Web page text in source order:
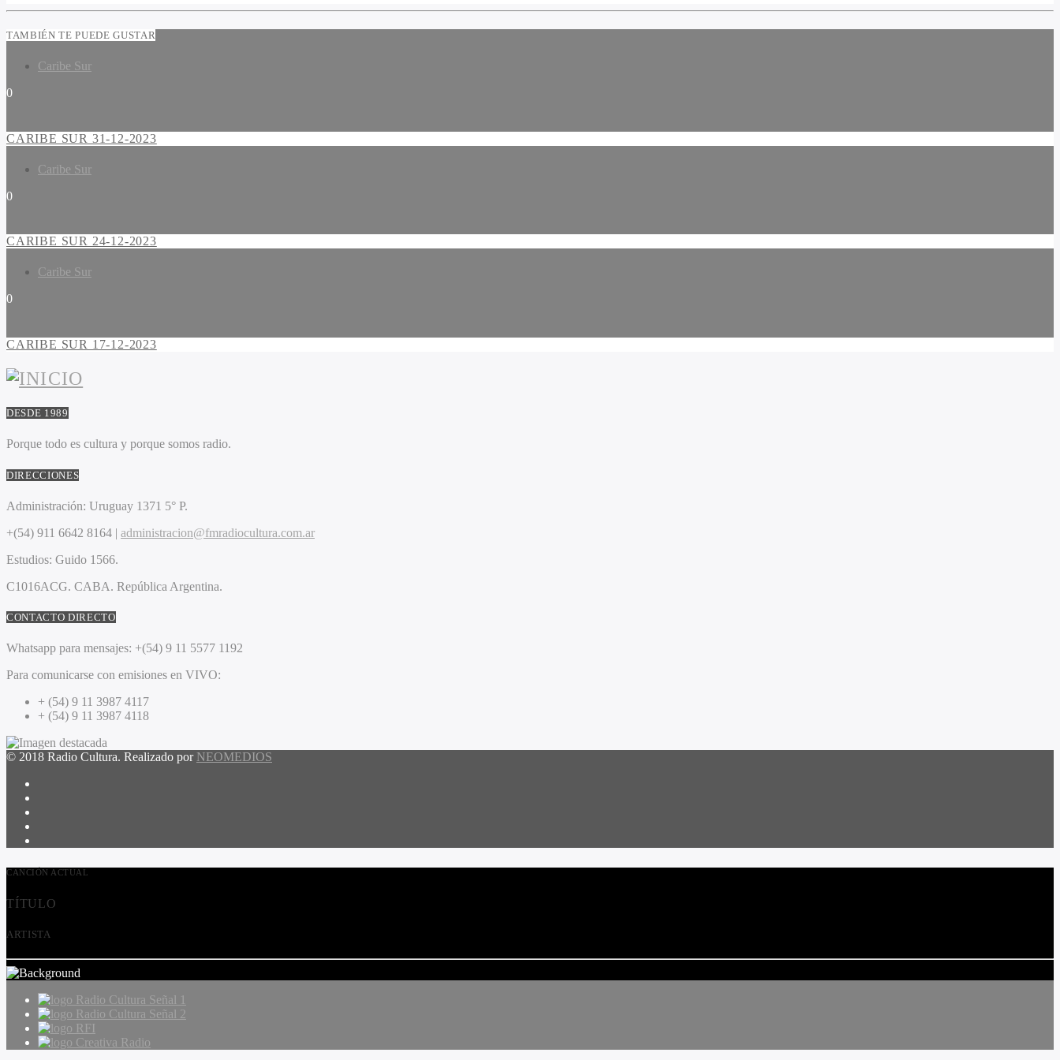
TAMBIÉN TE PUEDE GUSTAR
Caribe Sur
0
CARIBE SUR 31-12-2023
Caribe Sur
0
CARIBE SUR 24-12-2023
Caribe Sur
0
CARIBE SUR 17-12-2023
DESDE 1989
Porque todo es cultura y porque somos radio.
DIRECCIONES
Administración: Uruguay 1371 5° P.
+(54) 911 6642 8164 | administracion@fmradiocultura.com.ar
Estudios: Guido 1566.
C1016ACG. CABA. República Argentina.
CONTACTO DIRECTO
Whatsapp para mensajes: +(54) 9 11 5577 1192
Para comunicarse con emisiones en VIVO:
+ (54) 9 11 3987 4117
+ (54) 9 11 3987 4118
© 2018 Radio Cultura. Realizado por NEOMEDIOS
CANCIÓN ACTUAL
TÍTULO
ARTISTA
Radio Cultura Señal 1
Radio Cultura Señal 2
RFI
Creativa Radio